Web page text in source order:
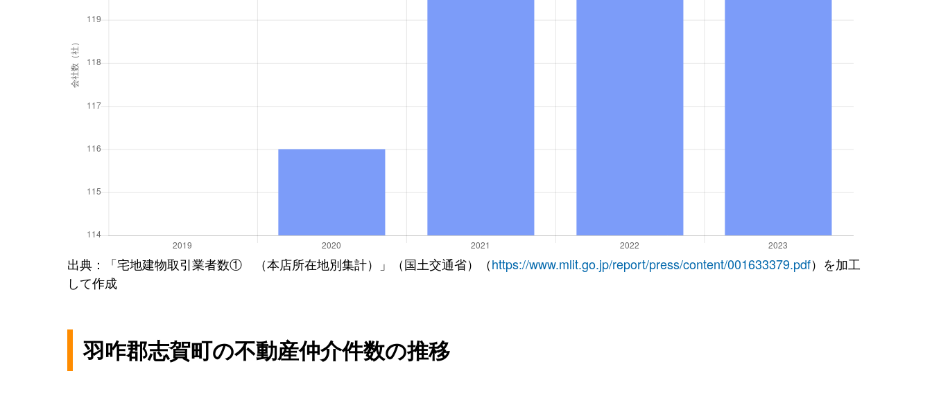
出典：「宅地建物取引業者数① （本店所在地別集計）」（国土交通省）（https://www.mlit.go.jp/report/press/content/001633379.pdf）を加工
して作成
羽咋郡志賀町の不動産仲介件数の推移